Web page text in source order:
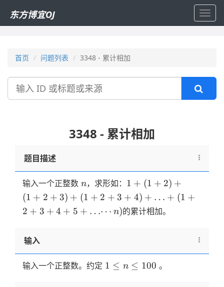
东方博宜OJ
首页 问题列表 3348 - 累计相加
搜
3348 - 累计相加
题目描述
输入一个正整数 n
n，求形如： 1 +
(1 +
2) +
(1 +
2 +
3 +
1 + (1 + 2) +
(1 + 2 + 3) + (1 + 2 + 3 + 4) + … + (1 +
2 + 3 + 4 + 5 + …⋯ n)的累计相加。
输入
输入一个正整数。约定 1 ≤
1 ≤ n ≤ 100 。